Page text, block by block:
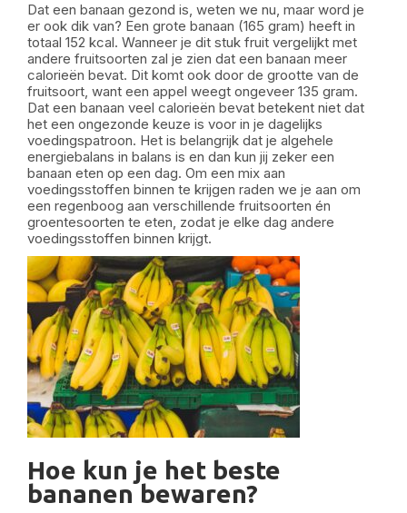
Dat een banaan gezond is, weten we nu, maar word je
er ook dik van? Een grote banaan (165 gram) heeft in
totaal 152 kcal. Wanneer je dit stuk fruit vergelijkt met
andere fruitsoorten zal je zien dat een banaan meer
calorieën bevat. Dit komt ook door de grootte van de
fruitsoort, want een appel weegt ongeveer 135 gram.
Dat een banaan veel calorieën bevat betekent niet dat
het een ongezonde keuze is voor in je dagelijks
voedingspatroon. Het is belangrijk dat je algehele
energiebalans in balans is en dan kun jij zeker een
banaan eten op een dag. Om een mix aan
voedingsstoffen binnen te krijgen raden we je aan om
een regenboog aan verschillende fruitsoorten én
groentesoorten te eten, zodat je elke dag andere
voedingsstoffen binnen krijgt.
Hoe kun je het beste
bananen bewaren?